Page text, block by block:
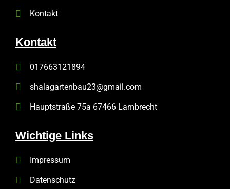
Kontakt
Kontakt
017663121894
shalagartenbau23@gmail.com
Hauptstraße 75a 67466 Lambrecht
Wichtige Links
Impressum
Datenschutz